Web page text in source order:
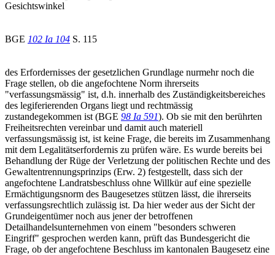
Gesichtswinkel
BGE 102 Ia 104 S. 115
des Erfordernisses der gesetzlichen Grundlage nurmehr noch die
Frage stellen, ob die angefochtene Norm ihrerseits
"verfassungsmässig" ist, d.h. innerhalb des Zuständigkeitsbereiches
des legiferierenden Organs liegt und rechtmässig
zustandegekommen ist (BGE 98 Ia 591). Ob sie mit den berührten
Freiheitsrechten vereinbar und damit auch materiell
verfassungsmässig ist, ist keine Frage, die bereits im Zusammenhang
mit dem Legalitätserfordernis zu prüfen wäre. Es wurde bereits bei
Behandlung der Rüge der Verletzung der politischen Rechte und des
Gewaltentrennungsprinzips (Erw. 2) festgestellt, dass sich der
angefochtene Landratsbeschluss ohne Willkür auf eine spezielle
Ermächtigungsnorm des Baugesetzes stützen lässt, die ihrerseits
verfassungsrechtlich zulässig ist. Da hier weder aus der Sicht der
Grundeigentümer noch aus jener der betroffenen
Detailhandelsunternehmen von einem "besonders schweren
Eingriff" gesprochen werden kann, prüft das Bundesgericht die
Frage, ob der angefochtene Beschluss im kantonalen Baugesetz eine